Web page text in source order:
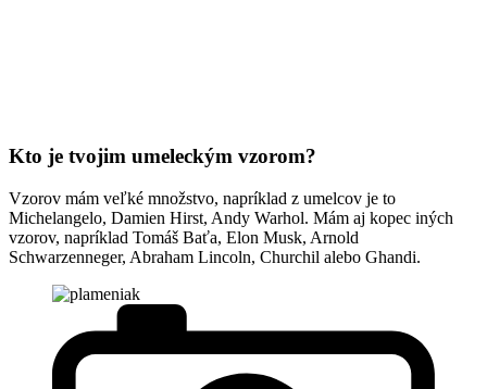
Kto je tvojim umeleckým vzorom?
Vzorov mám veľké množstvo, napríklad z umelcov je to
Michelangelo, Damien Hirst, Andy Warhol. Mám aj kopec iných
vzorov, napríklad Tomáš Baťa, Elon Musk, Arnold
Schwarzenneger, Abraham Lincoln, Churchil alebo Ghandi.